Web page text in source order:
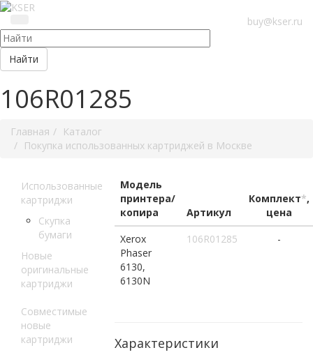
buy@kser.ru
Найти
106R01285
Главная
Каталог
Покупка использованных картриджей в Москве
Использованные
картриджи
Скупка
бумаги
Новые
оригинальные
картриджи
Совместимые
новые
картриджи
Модель
принтера/
копира
Артикул
Комплект*,
цена
Xerox
Phaser
6130,
6130N
106R01285 -
Характеристики